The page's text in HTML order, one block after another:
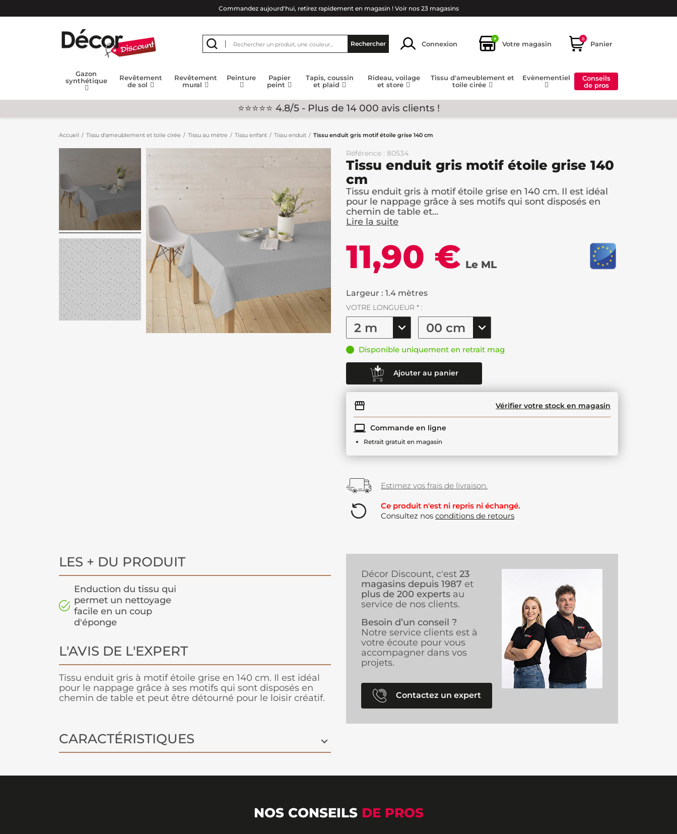
Commandez aujourd'hui, retirez rapidement en magasin ! Voir nos 23 magasins
Rechercher Connexion
+
Votre magasin
0
Panier
Gazon
synthétique
Revêtement
de sol
Revêtement
mural
Peinture
Papier
peint
Tapis, coussin
et plaid
Rideau, voilage
et store
Tissu d'ameublement et
toile cirée
Evènementiel
Conseils
de pros
⭐⭐⭐⭐⭐ 4.8/5 - Plus de 14 000 avis clients !
Accueil Tissu d'ameublement et toile cirée Tissu au mètre Tissu enfant Tissu enduit Tissu enduit gris motif étoile grise 140 cm
Référence : 80534
Tissu enduit gris motif étoile grise 140
cm
Tissu enduit gris à motif étoile grise en 140 cm. Il est idéal
pour le nappage grâce à ses motifs qui sont disposés en
chemin de table et...
Lire la suite
11,90 € Le ML
Largeur : 1.4 mètres
VOTRE LONGUEUR * :
Disponible uniquement en retrait mag
Ajouter au panier
Vérifier votre stock en magasin
Commande en ligne
Retrait gratuit en magasin
Estimez vos frais de livraison.
Ce produit n'est ni repris ni échangé.
Consultez nos conditions de retours
LES + DU PRODUIT
Enduction du tissu qui
permet un nettoyage
facile en un coup
d'éponge
L'AVIS DE L'EXPERT
Tissu enduit gris à motif étoile grise en 140 cm. Il est idéal
pour le nappage grâce à ses motifs qui sont disposés en
chemin de table et peut être détourné pour le loisir créatif.
CARACTÉRISTIQUES
Décor Discount, c'est 23
magasins depuis 1987 et
plus de 200 experts au
service de nos clients.
Besoin d’un conseil ?
Notre service clients est à
votre écoute pour vous
accompagner dans vos
projets.
Contactez un expert
NOS CONSEILS DE PROS